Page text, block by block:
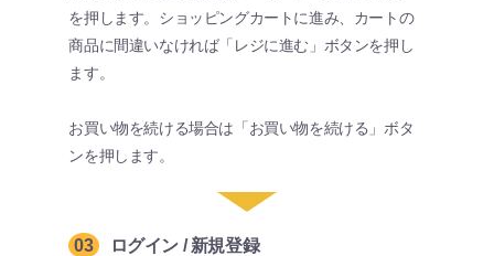
を押します。ショッピングカートに進み、カートの
商品に間違いなければ「レジに進む」ボタンを押し
ます。
お買い物を続ける場合は「お買い物を続ける」ボタ
ンを押します。
03 ログイン / 新規登録